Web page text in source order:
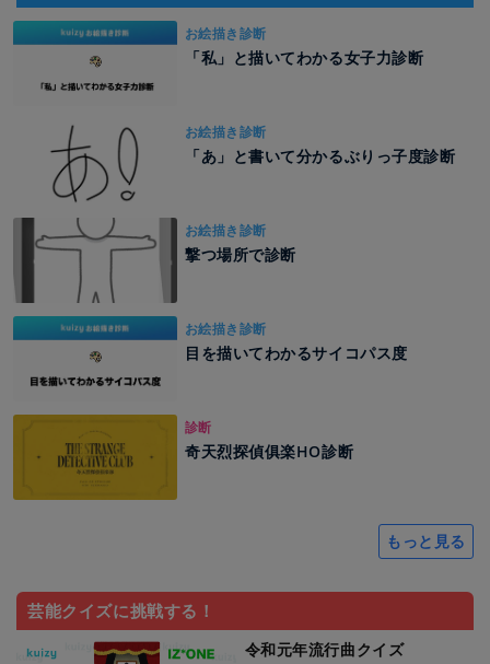
お絵描き診断
「私」と描いてわかる女子力診断
お絵描き診断
「あ」と書いて分かるぶりっ子度診断
お絵描き診断
撃つ場所で診断
お絵描き診断
目を描いてわかるサイコパス度
診断
奇天烈探偵俱楽HO診断
もっと見る
芸能クイズに挑戦する！
令和元年流行曲クイズ